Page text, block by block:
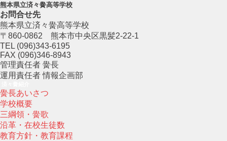
熊本県立済々黌高等学校
お問合せ先
熊本県立済々黌高等学校
〒860-0862 熊本市中央区黒髪2-22-1
TEL (096)343-6195
FAX (096)346-8943
管理責任者 黌長
運用責任者 情報企画部
黌長あいさつ
学校概要
三綱領・黌歌
沿革・在校生徒数
教育方針・教育課程